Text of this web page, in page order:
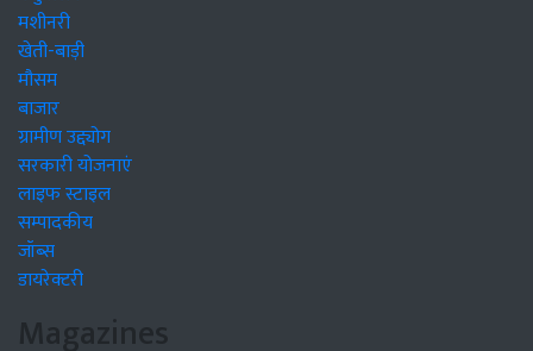
मशीनरी
खेती-बाड़ी
मौसम
बाजार
ग्रामीण उद्द्योग
सरकारी योजनाएं
लाइफ स्टाइल
सम्पादकीय
जॉब्स
डायरेक्टरी
Magazines